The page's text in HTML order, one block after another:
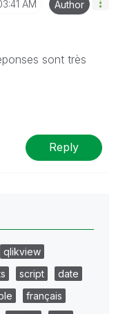
AM Author
sont très
Reply
qlikview
script
date
français